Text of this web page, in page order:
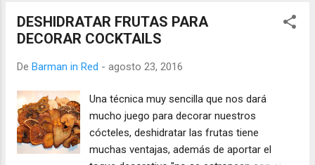
DESHIDRATAR FRUTAS PARA
DECORAR COCKTAILS
De Barman in Red - agosto 23, 2016
Una técnica muy sencilla que nos dará
mucho juego para decorar nuestros
cócteles, deshidratar las frutas tiene
muchas ventajas, además de aportar el